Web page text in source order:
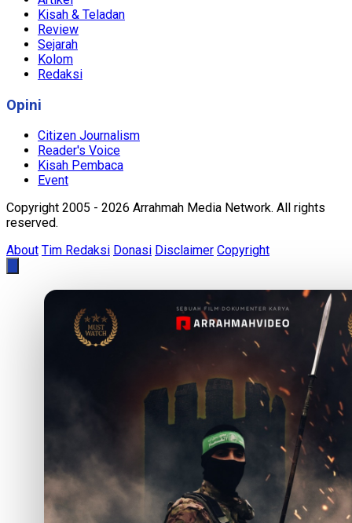
Kisah & Teladan
Review
Sejarah
Kolom
Redaksi
Opini
Citizen Journalism
Reader's Voice
Kisah Pembaca
Event
Copyright 2005 - 2026 Arrahmah Media Network. All rights
reserved.
About Tim Redaksi Donasi Disclaimer Copyright